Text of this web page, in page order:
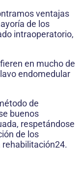
ventajas
de los
intraoperatorio,
en mucho de
endomedular
de
buenos
respetándose
de los
rehabilitación24.